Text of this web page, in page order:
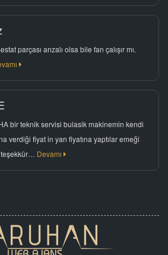
parçası arızalı olsa bile fan çalışır mı.
bir teknik servisi bulasik makinemin kendi
verdiği fiyat in yarı fiyatına yaptılar emeği
Devamı